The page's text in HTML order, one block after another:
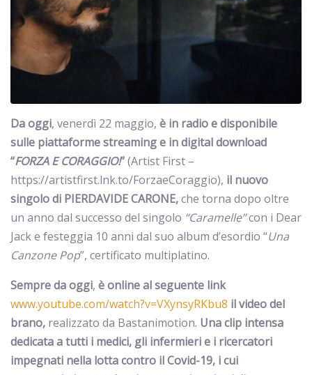
Da oggi, venerdì 22 maggio, è in radio e disponibile
sulle piattaforme streaming e in digital download
“FORZA E CORAGGIO!”(Artist First –
https://artistfirst.lnk.to/ForzaeCoraggio), il nuovo
singolo di PIERDAVIDE CARONE,che torna dopo oltre
un anno dal successo del singolo “Caramelle”con i Dear
Jack e festeggia 10 anni dal suo album d’esordio “Una
Canzone Pop”, certificato multiplatino.
Sempre da oggi, è online al seguente link
www.youtube.com/watch?v=VXynsyRKbu8 il video del
brano, realizzato da Bastanimotion. Una clip intensa
dedicata a tutti i medici, gli infermieri e i ricercatori
impegnati nella lotta contro il Covid-19, i cui